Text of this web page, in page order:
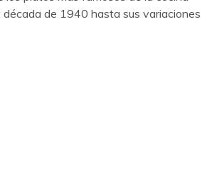
de 1940 hasta sus variaciones